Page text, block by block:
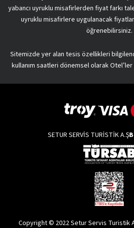
yabancı uyruklu misafirlerden fiyat farkı
uyruklu misafirlere uygulanacak
öğrenebilirsiniz.
Sitemizde yer alan tesis özellikleri
kullanım saatleri dönemsel olarak
SETUR SERVİS TURİSTİK A.Ş
Copyright © 2022 Setur Servis Turistik